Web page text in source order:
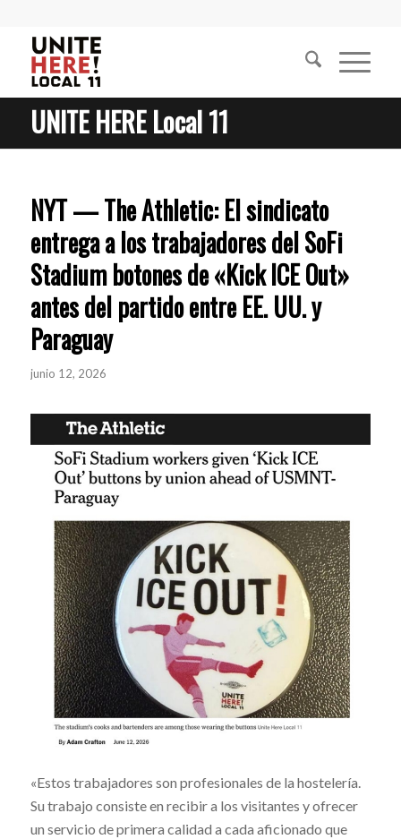
UNITE HERE Local 11
NYT — The Athletic: El sindicato
entrega a los trabajadores del SoFi
Stadium botones de «Kick ICE Out»
antes del partido entre EE. UU. y
Paraguay
junio 12, 2026
«Estos trabajadores son profesionales de la hostelería.
Su trabajo consiste en recibir a los visitantes y ofrecer
un servicio de primera calidad a cada aficionado que